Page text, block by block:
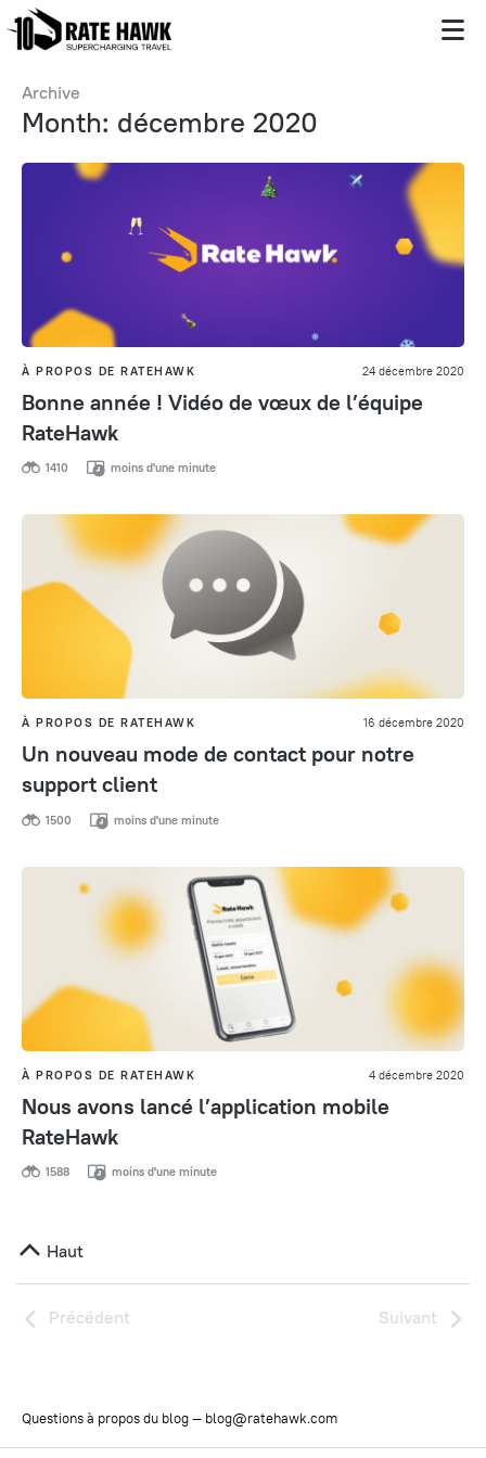
Archive
Month: décembre 2020
À PROPOS DE RATEHAWK 24 décembre 2020
Bonne année ! Vidéo de vœux de l’équipe
RateHawk
1410 moins d'une minute
À PROPOS DE RATEHAWK 16 décembre 2020
Un nouveau mode de contact pour notre
support client
1500 moins d'une minute
À PROPOS DE RATEHAWK 4 décembre 2020
Nous avons lancé l’application mobile
RateHawk
1588 moins d'une minute
Haut
Précédent Suivant
Questions à propos du blog — blog@ratehawk.com